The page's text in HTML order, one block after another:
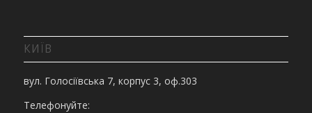
КИЇВ
вул. Голосіївська 7, корпус 3, оф.303
Телефонуйте: